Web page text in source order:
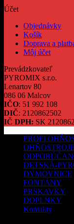
Účet
Objednávky
Košík
Doprava a
Môj účet
Prevádzkovateľ
PYROMIX s.r.o.
Lenartov 80
086 06 Malcov
IČO: 51 992 108
DIČ: 2120862502
IČ DPH: SK
PROFI
OHŇOSTROJE
DETSKÁ-
DYMOVNICE
FONTÁNY
PRSKAVKY
DOPLNKY
Kontakty